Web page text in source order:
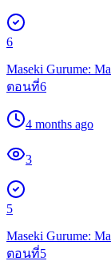
6
Maseki Gurume:
ตอนที่6
4 months ago
3
5
Maseki Gurume:
ตอนที่5